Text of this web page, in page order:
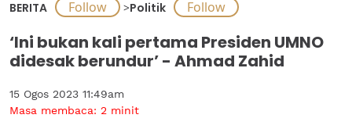
BERITA >Politik
‘Ini bukan kali pertama Presiden UMNO
didesak berundur’ - Ahmad Zahid
15 Ogos 2023 11:49am
Masa membaca: 2 minit